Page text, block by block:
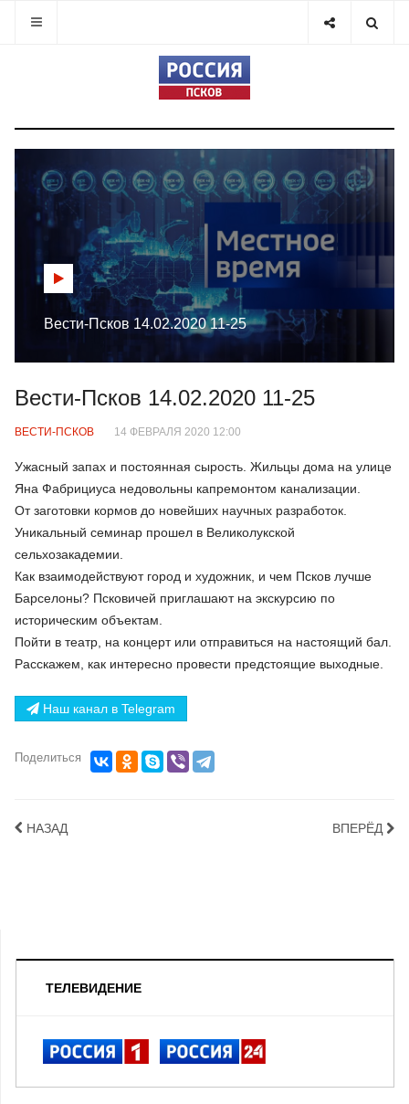
Вести-Псков 14.02.2020 11-25
Вести-Псков 14.02.2020 11-25
ВЕСТИ-ПСКОВ 14 ФЕВРАЛЯ 2020 12:00
Ужасный запах и постоянная сырость. Жильцы дома на улице
Яна Фабрициуса недовольны капремонтом канализации.
От заготовки кормов до новейших научных разработок.
Уникальный семинар прошел в Великолукской
сельхозакадемии.
Как взаимодействуют город и художник, и чем Псков лучше
Барселоны? Псковичей приглашают на экскурсию по
историческим объектам.
Пойти в театр, на концерт или отправиться на настоящий бал.
Расскажем, как интересно провести предстоящие выходные.
Наш канал в Telegram
Поделиться
НАЗАД ВПЕРЁД
ТЕЛЕВИДЕНИЕ